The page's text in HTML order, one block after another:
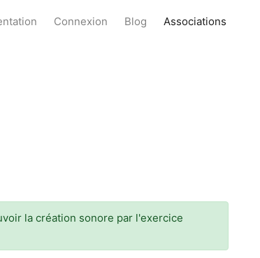
Connexion Blog Associations
la création sonore par l'exercice